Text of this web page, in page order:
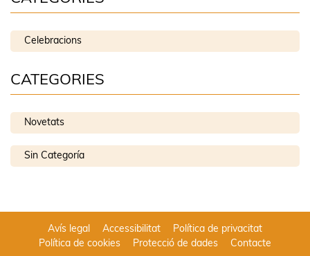
Celebracions
CATEGORIES
Novetats
Sin Categoría
Avís legal Accessibilitat
Política de privacitat
Política de cookies
Protecció de dades Contacte